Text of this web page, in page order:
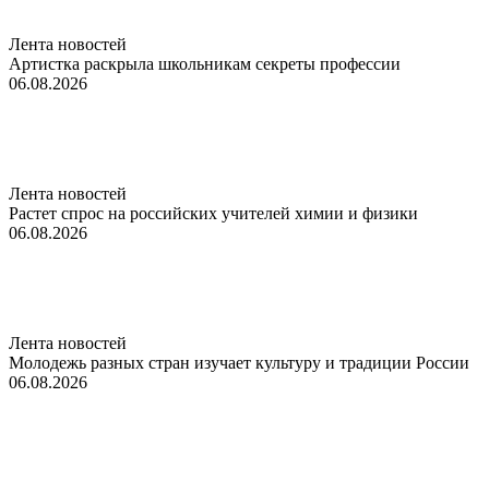
Лента новостей
Артистка раскрыла школьникам секреты профессии
06.08.2026
Лента новостей
Растет спрос на российских учителей химии и физики
06.08.2026
Лента новостей
Молодежь разных стран изучает культуру и традиции России
06.08.2026